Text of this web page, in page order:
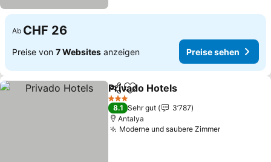
Ab CHF 26
Preise von 7 Websites anzeigen Preise sehen
TeilenZu Favoriten hinzufügen
Privado Hotels
3 Sterne
8.1 Sehr gut
3’787
Antalya
Moderne und saubere Zimmer